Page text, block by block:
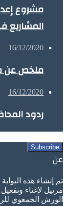
مشروع
المشاريع
16/12/2020
ملخص عن
16/12/2020
ردود
your
Email
address
عن
تم إنشاء هذه
مرتيل لإغناء
الورش الجمعوي